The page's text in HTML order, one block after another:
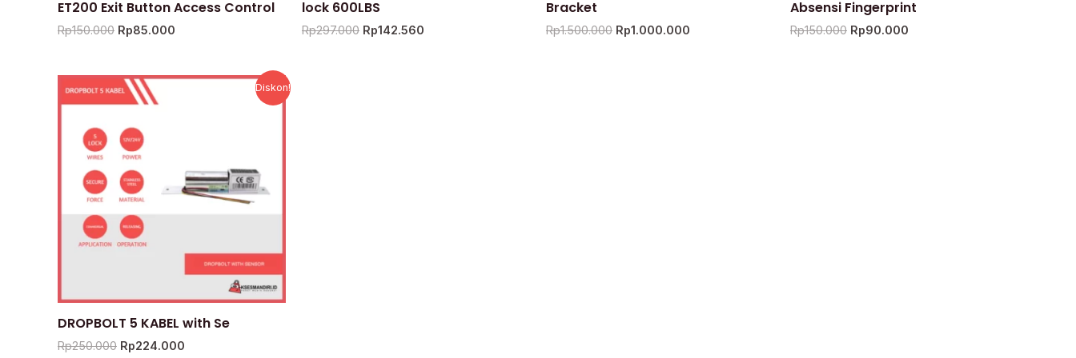
ET200 Exit Button Access Control
Rp150.000 Rp85.000
lock 600LBS
Rp297.000 Rp142.560
Bracket
Rp1.500.000 Rp1.000.000
Absensi Fingerprint
Rp150.000 Rp90.000
Diskon!
DROPBOLT 5 KABEL with Se
Rp250.000
Harga
aslinya
adalah:
Rp250.000.
Rp224.000
Harga